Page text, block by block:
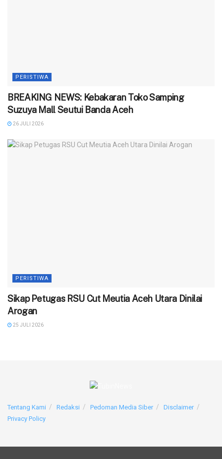
PERISTIWA
BREAKING NEWS: Kebakaran Toko Samping
Suzuya Mall Seutui Banda Aceh
26 JULI 2026
PERISTIWA
‎Sikap Petugas RSU Cut Meutia Aceh Utara Dinilai
Arogan
25 JULI 2026
Tentang Kami Redaksi Pedoman Media Siber
Disclaimer
Privacy Policy